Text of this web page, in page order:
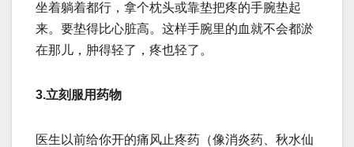
坐着躺着都行，拿个枕头或靠垫把疼的手腕垫起
来。要垫得比心脏高。这样手腕里的血就不会都淤
在那儿，肿得轻了，疼也轻了。
3.立刻服用药物
医生以前给你开的痛风止疼药（像消炎药、秋水仙